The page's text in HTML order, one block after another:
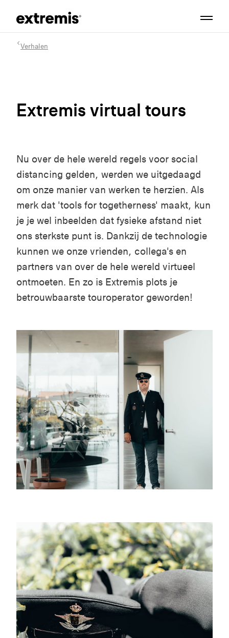
Verhalen
Extremis virtual tours
Nu over de hele wereld regels voor social
distancing gelden, werden we uitgedaagd
om onze manier van werken te herzien. Als
merk dat 'tools for togetherness' maakt, kun
je je wel inbeelden dat fysieke afstand niet
ons sterkste punt is. Dankzij de technologie
kunnen we onze vrienden, collega's en
partners van over de hele wereld virtueel
ontmoeten. En zo is Extremis plots je
betrouwbaarste touroperator geworden!